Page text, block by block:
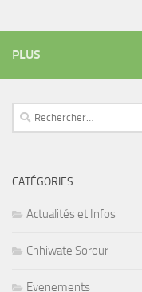
PLUS
Rechercher :
CATÉGORIES
Actualités et Infos
Chhiwate Sorour
Evenements